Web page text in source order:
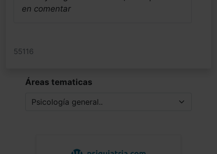
en comentar
55116
Áreas tematicas